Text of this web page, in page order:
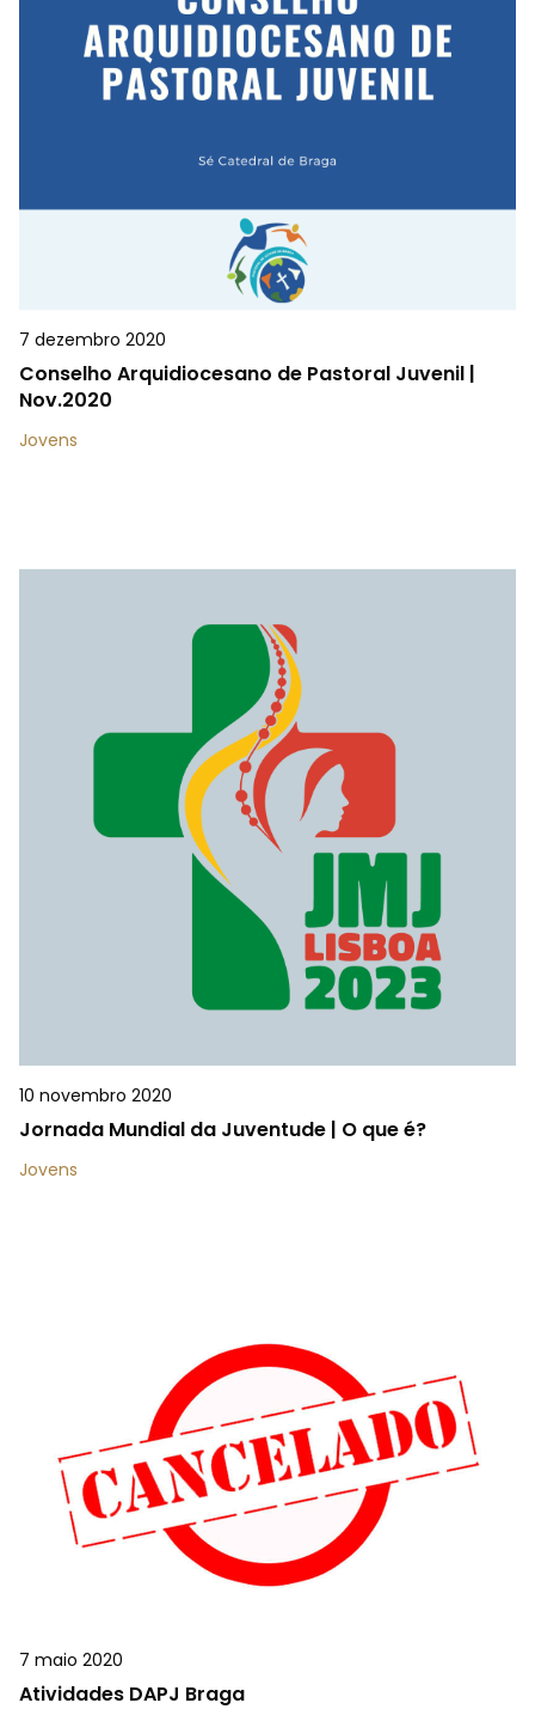
7 dezembro 2020
Conselho Arquidiocesano de Pastoral Juvenil |
Nov.2020
Jovens
10 novembro 2020
Jornada Mundial da Juventude | O que é?
Jovens
7 maio 2020
Atividades DAPJ Braga